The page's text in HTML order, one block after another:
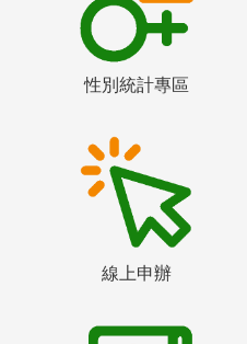
性別統計專區
線上申辦